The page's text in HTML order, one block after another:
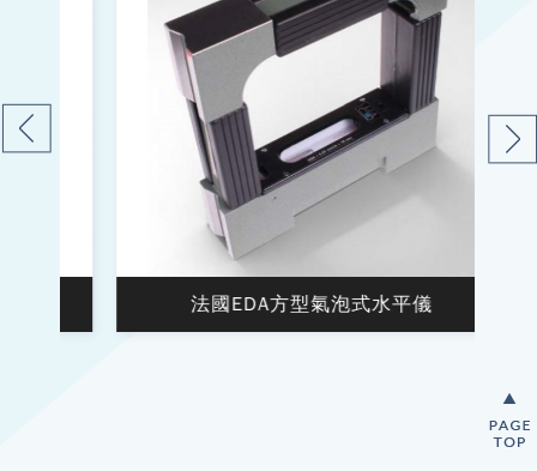
法國EDA方型氣泡式水平儀